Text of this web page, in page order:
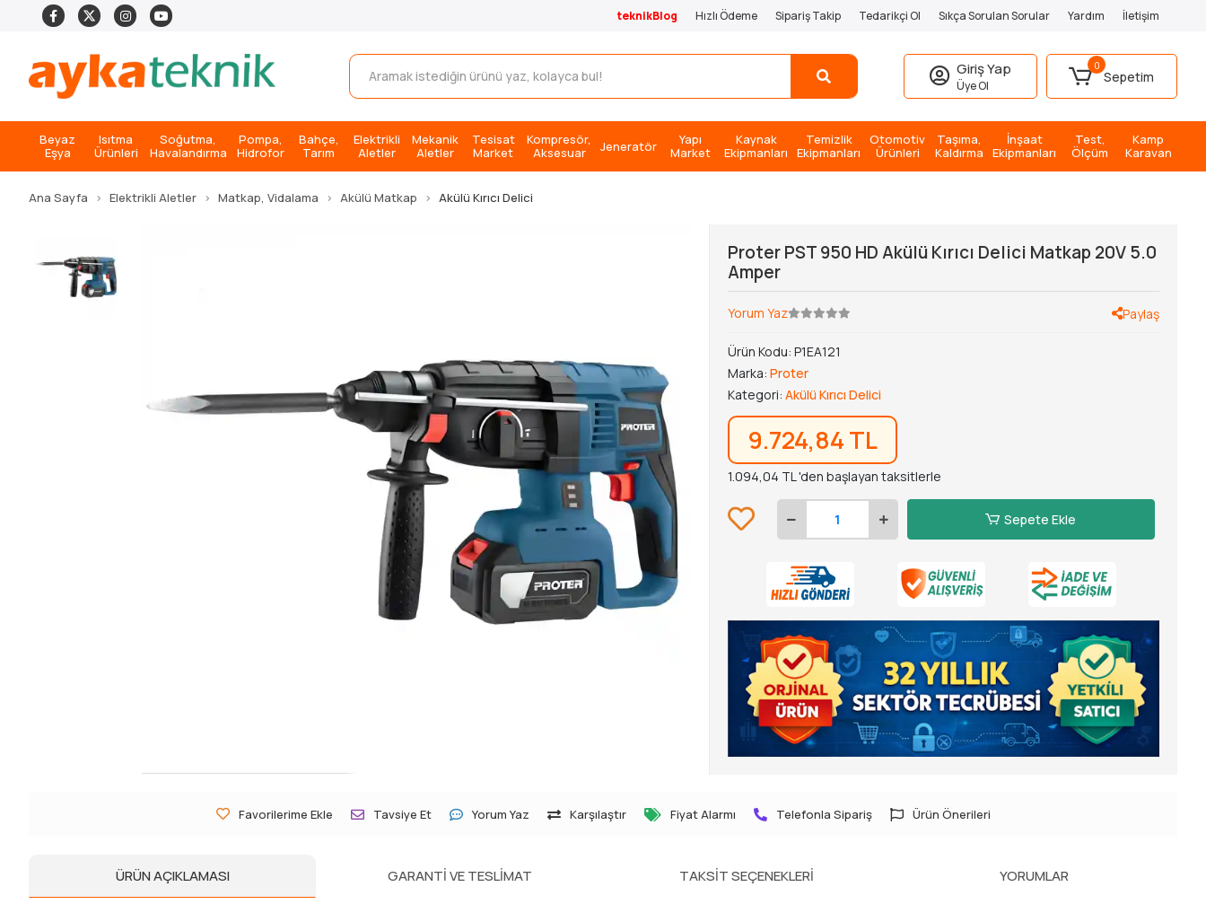
teknikBlog Hızlı Ödeme Sipariş Takip Tedarikçi Ol Sıkça Sorulan Sorular Yardım İletişim
Giriş Yap
Üye Ol
0
Sepetim
Beyaz
Eşya
Isıtma
Ürünleri
Soğutma,
Havalandırma
Pompa,
Hidrofor
Bahçe,
Tarım
Elektrikli
Aletler
Mekanik
Aletler
Tesisat
Market
Kompresör,
Aksesuar
Jeneratör
Yapı
Market
Kaynak
Ekipmanları
Temizlik
Ekipmanları
Otomotiv
Ürünleri
Taşıma,
Kaldırma
İnşaat
Ekipmanları
Test,
Ölçüm
Kamp
Karavan
Ana Sayfa Elektrikli Aletler Matkap, Vidalama Akülü Matkap Akülü Kırıcı Delici
Proter PST 950 HD Akülü Kırıcı Delici Matkap 20V 5.0
Amper
Yorum Yaz Paylaş
Ürün Kodu:P1EA121
Marka:Proter
Kategori:Akülü Kırıcı Delici
9.724,84 TL
1.094,04 TL 'den başlayan taksitlerle
Sepete Ekle
Favorilerime Ekle Tavsiye Et Yorum Yaz Karşılaştır Fiyat Alarmı Telefonla Sipariş Ürün Önerileri
ÜRÜN AÇIKLAMASI GARANTI VE TESLIMAT TAKSIT SEÇENEKLERI YORUMLAR